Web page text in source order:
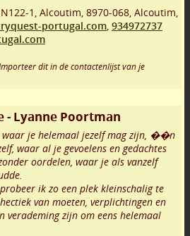
1, Alcoutim, 8970-068, Alcoutim,
portugal.com, 934972737
dit in de contactenlijst van je
- Lyanne Poortman
waar je helemaal jezelf mag zijn, ��n
waar al je gevoelens en gedachtes
oordelen, waar je als vanzelf
ik zo een plek kleinschalig te
van moeten, verplichtingen en
verademing zijn om eens helemaal